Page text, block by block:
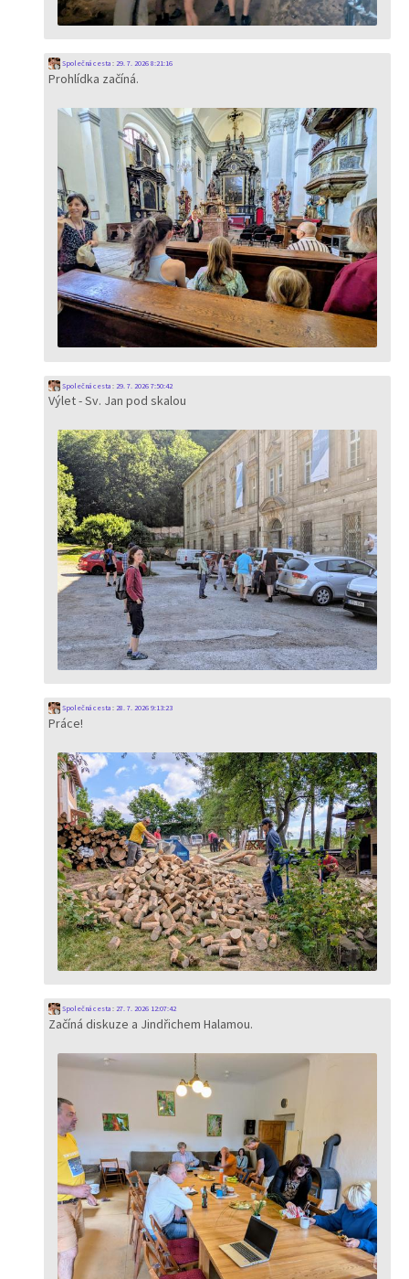
Společná cesta: 29. 7. 2026 8:21:16
Prohlídka začíná.
Společná cesta: 29. 7. 2026 7:50:42
Výlet - Sv. Jan pod skalou
Společná cesta: 28. 7. 2026 9:13:23
Práce!
Společná cesta: 27. 7. 2026 12:07:42
Začíná diskuze a Jindřichem Halamou.